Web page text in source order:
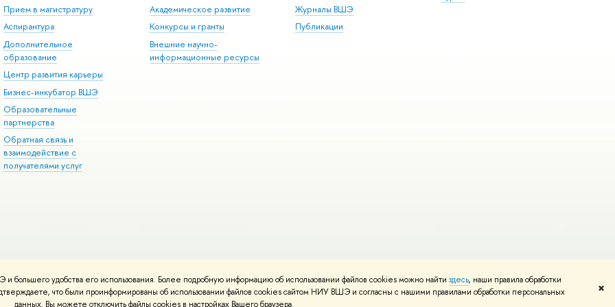
удобства его использования. Более подробную информацию об использовании файлов cookies можно найти здесь, наши правила обработки
что были проинформированы об использовании файлов cookies сайтом НИУ ВШЭ и согласны с нашими правилами обработки персональных
данных. Вы можете отключить файлы cookies в настройках Вашего браузера.
✖
Прием в магистратуру
Аспирантура
Дополнительное
образование
Центр развития карьеры
Бизнес-инкубатор ВШЭ
Образовательные
партнерства
Обратная связь и
взаимодействие с
получателями услуг
Академическое развитие
Конкурсы и гранты
Внешние научно-
информационные ресурсы
Журналы ВШЭ
Публикации
Редактору
Условия использования материалов Политика конфиденциальности Карта сайта
вШколе дизайна НИУ ВШЭ